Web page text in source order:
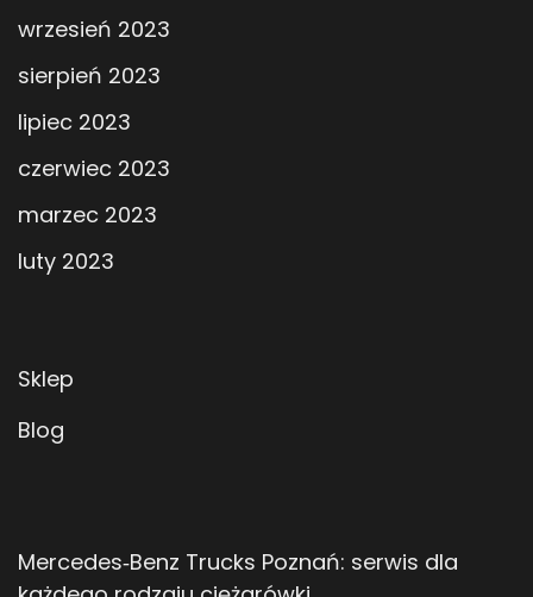
wrzesień 2023
sierpień 2023
lipiec 2023
czerwiec 2023
marzec 2023
luty 2023
Sklep
Blog
Mercedes‑Benz Trucks Poznań: serwis dla